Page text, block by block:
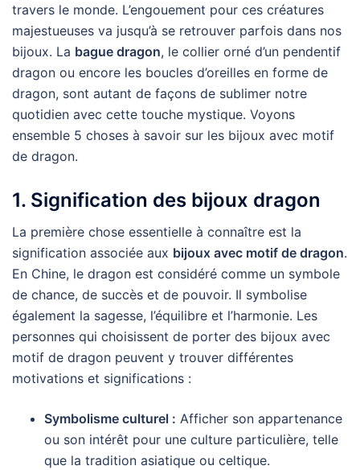
travers le monde. L’engouement pour ces créatures
majestueuses va jusqu’à se retrouver parfois dans nos
bijoux. La bague dragon, le collier orné d’un pendentif
dragon ou encore les boucles d’oreilles en forme de
dragon, sont autant de façons de sublimer notre
quotidien avec cette touche mystique. Voyons
ensemble 5 choses à savoir sur les bijoux avec motif
de dragon.
1. Signification des bijoux dragon
La première chose essentielle à connaître est la
signification associée aux bijoux avec motif de dragon.
En Chine, le dragon est considéré comme un symbole
de chance, de succès et de pouvoir. Il symbolise
également la sagesse, l’équilibre et l’harmonie. Les
personnes qui choisissent de porter des bijoux avec
motif de dragon peuvent y trouver différentes
motivations et significations :
Symbolisme culturel : Afficher son appartenance
ou son intérêt pour une culture particulière, telle
que la tradition asiatique ou celtique.